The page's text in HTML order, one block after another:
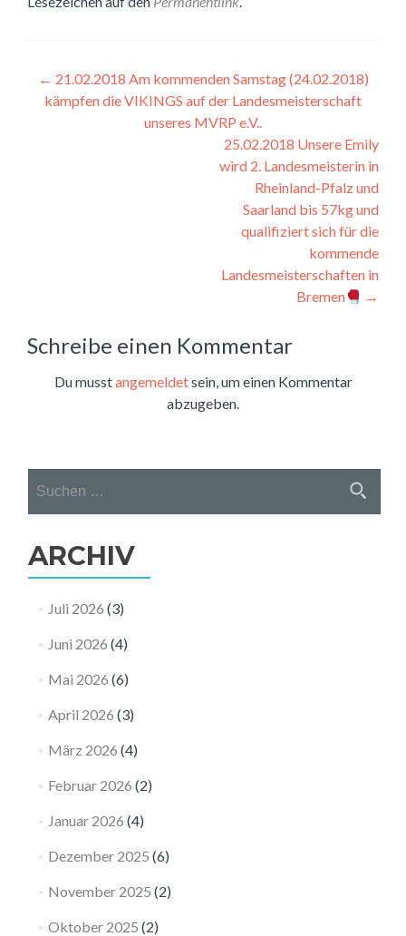
Beitragsnavigation
← 21.02.2018 Am kommenden Samstag (24.02.2018)
kämpfen die VIKINGS auf der Landesmeisterschaft
unseres MVRP e.V..
25.02.2018 Unsere Emily
wird 2. Landesmeisterin in
Rheinland-Pfalz und
Saarland bis 57kg und
qualifiziert sich für die
kommende
Landesmeisterschaften in
Bremen
→
Schreibe einen Kommentar
Du musstangemeldetsein, um einen Kommentar
abzugeben.
nach:
ARCHIV
Juli 2026 (3)
Juni 2026 (4)
Mai 2026 (6)
April 2026 (3)
März 2026 (4)
Februar 2026 (2)
Januar 2026 (4)
Dezember 2025 (6)
November 2025 (2)
Oktober 2025 (2)